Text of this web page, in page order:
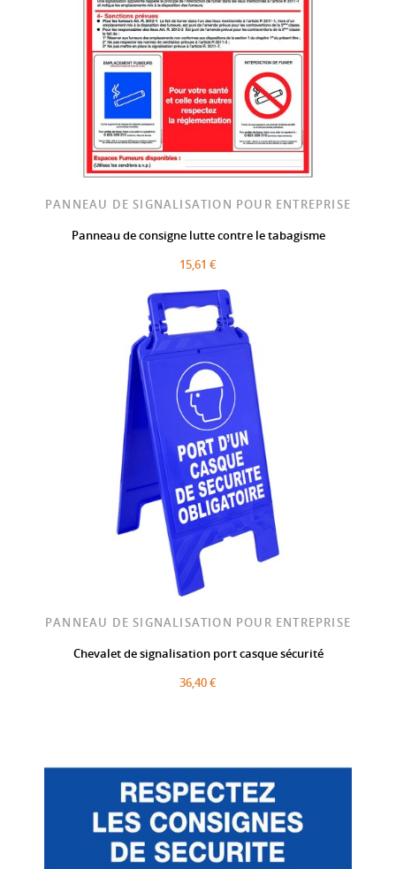
PANNEAU DE SIGNALISATION POUR ENTREPRISE
Panneau de consigne lutte contre le tabagisme
15,61 €
PANNEAU DE SIGNALISATION POUR ENTREPRISE
Chevalet de signalisation port casque sécurité
36,40 €